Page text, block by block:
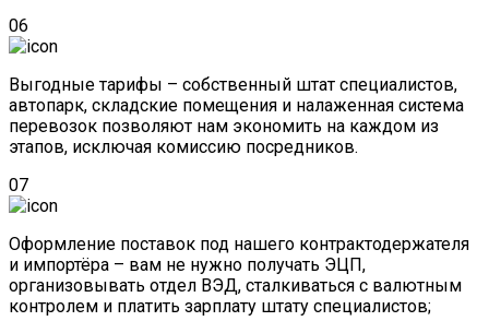
06
Выгодные тарифы – собственный штат специалистов,
автопарк, складские помещения и налаженная система
перевозок позволяют нам экономить на каждом из
этапов, исключая комиссию посредников.
07
Оформление поставок под нашего контрактодержателя
и импортёра – вам не нужно получать ЭЦП,
организовывать отдел ВЭД, сталкиваться с валютным
контролем и платить зарплату штату специалистов;